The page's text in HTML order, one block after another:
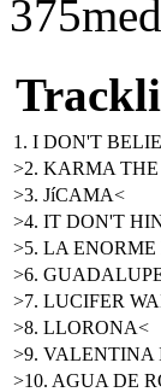
1. I DON'T
>2. KARMA
>3. JíCAMA<
>4. IT DON'T
>5. LA
>6.
>7. LUCIFER
>8. LLORONA<
>9. VALENTINA
>10. AGUA DE